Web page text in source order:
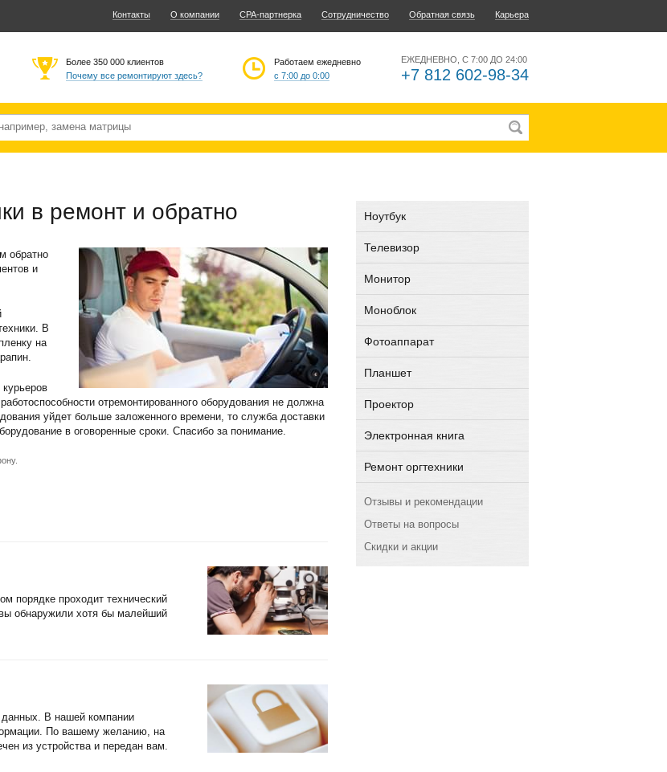
Контакты О компании CPA-партнерка Сотрудничество Обратная связь Карьера
ЕЖЕДНЕВНО, С 7:00 ДО 24:00
+7 812 602-98-34
Работаем ежедневно
с 7:00 до 0:00
Более 350 000 клиентов
Почему все ремонтируют здесь?
Ноутбук
Телевизор
Монитор
Моноблок
Фотоаппарат
Планшет
Проектор
Электронная книга
Ремонт оргтехники
Отзывы и рекомендации
Ответы на вопросы
Скидки и акции
в ремонт и обратно
обратно
и
В
на
отремонтированного оборудования не должна
уйдет больше заложенного времени, то служба доставки
в оговоренные сроки. Спасибо за понимание.
порядке проходит технический
обнаружили хотя бы малейший
данных. В нашей компании
По вашему желанию, на
из устройства и передан вам.